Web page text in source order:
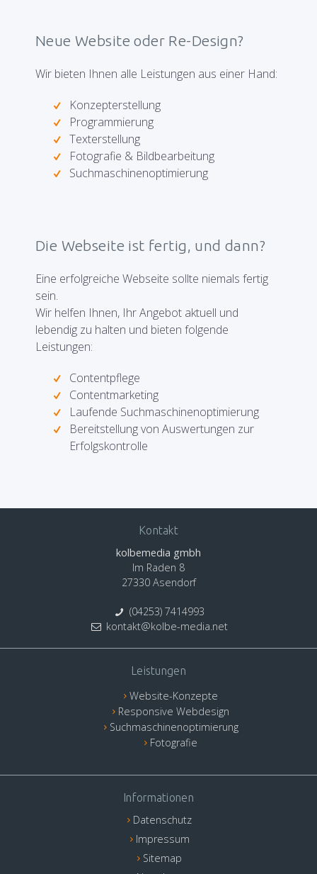
Neue Website oder Re-Design?
Wir bieten Ihnen alle Leistungen aus einer Hand:
Konzepterstellung
Programmierung
Texterstellung
Fotografie & Bildbearbeitung
Suchmaschinenoptimierung
Die Webseite ist fertig, und dann?
Eine erfolgreiche Webseite sollte niemals fertig
sein.
Wir helfen Ihnen, Ihr Angebot aktuell und
lebendig zu halten und bieten folgende
Leistungen:
Contentpflege
Contentmarketing
Laufende Suchmaschinenoptimierung
Bereitstellung von Auswertungen zur
Erfolgskontrolle
Kontakt
kolbemedia gmbh
Im Raden 8
27330 Asendorf
(04253) 7414993
kontakt@kolbe-media net
Leistungen
Website-Konzepte
Responsive Webdesign
Suchmaschinenoptimierung
Fotografie
Informationen
Datenschutz
Impressum
Sitemap